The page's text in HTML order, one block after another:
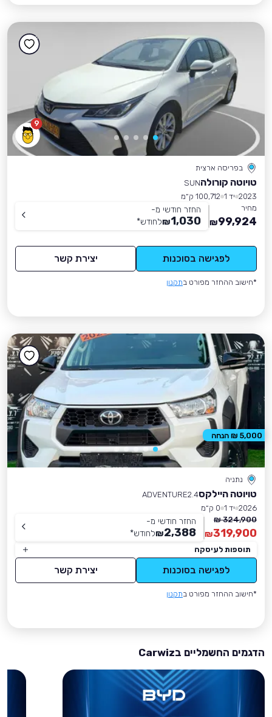
9
בפריסה ארצית
טויוטה קורולהSUN
2023 יד 1
100,712 ק״מ
מחיר
99,924
₪
החזר חודשי מ-
1,030
₪לחודש*
לפגישה בסוכנות יצירת קשר
*חישוב ההחזר מפורט בתקנון
נתניה
טויוטה היילקסADVENTURE2.4
2026 יד 1
0 ק״מ
324,900 ₪
319,900
₪
החזר חודשי מ-
2,388
₪לחודש*
תוספות לעיסקה
לפגישה בסוכנות יצירת קשר
*חישוב ההחזר מפורט בתקנון
5,000 ₪ הנחה
הדגמים החשמליים בCarwiz